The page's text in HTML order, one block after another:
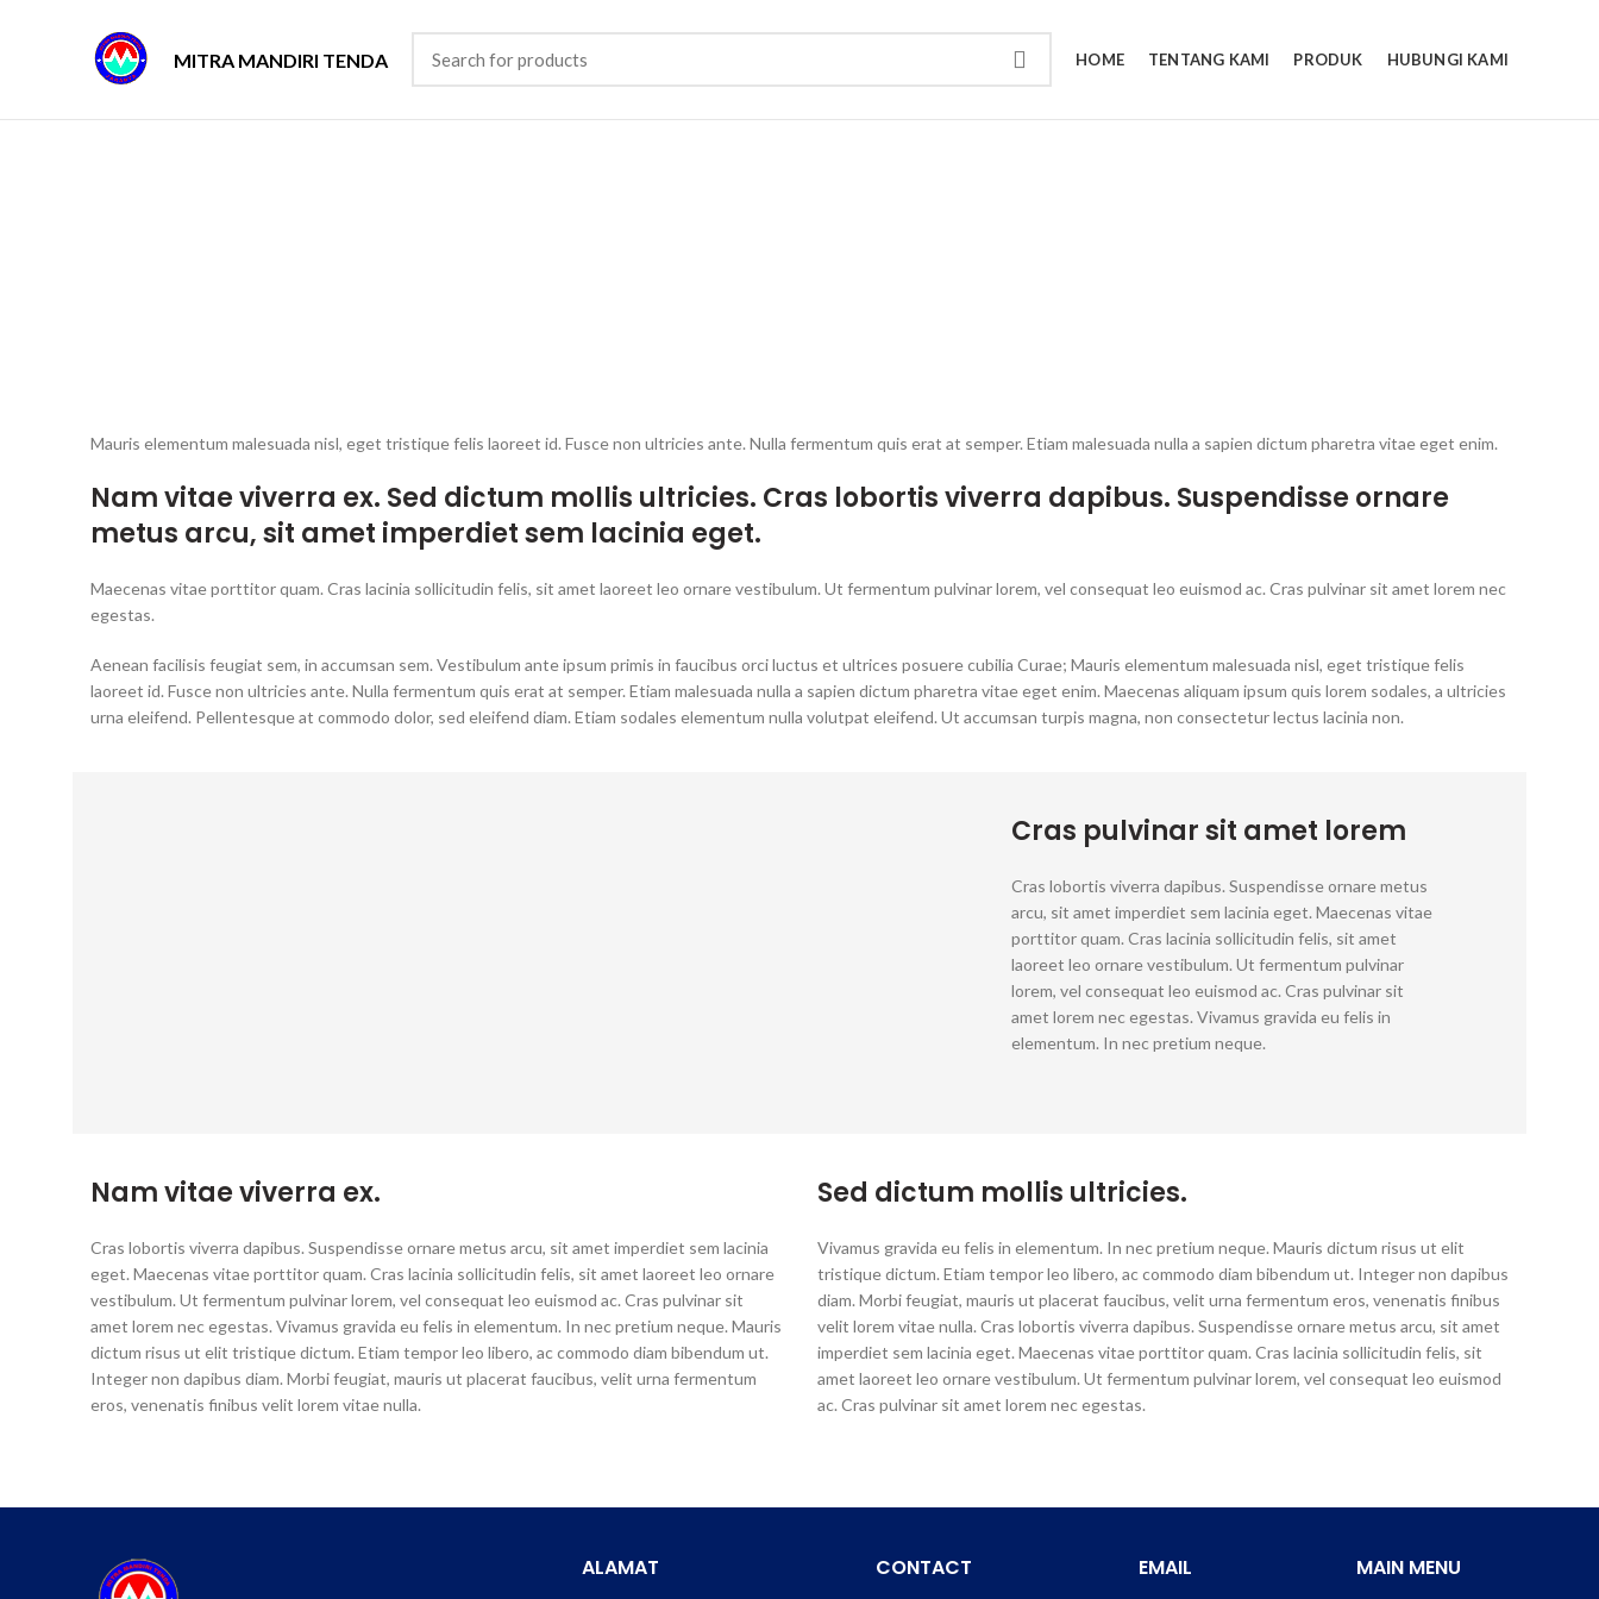
MITRA MANDIRI TENDA HOME TENTANG KAMI PRODUK HUBUNGI KAMI
Mauris elementum malesuada nisl, eget tristique felis laoreet id. Fusce non ultricies ante. Nulla fermentum quis erat at semper. Etiam malesuada nulla a sapien dictum pharetra vitae eget enim.
Nam vitae viverra ex. Sed dictum mollis ultricies. Cras lobortis viverra dapibus. Suspendisse ornare
metus arcu, sit amet imperdiet sem lacinia eget.
Maecenas vitae porttitor quam. Cras lacinia sollicitudin felis, sit amet laoreet leo ornare vestibulum. Ut fermentum pulvinar lorem, vel consequat leo euismod ac. Cras pulvinar sit amet lorem nec
egestas.
Aenean facilisis feugiat sem, in accumsan sem. Vestibulum ante ipsum primis in faucibus orci luctus et ultrices posuere cubilia Curae; Mauris elementum malesuada nisl, eget tristique felis
laoreet id. Fusce non ultricies ante. Nulla fermentum quis erat at semper. Etiam malesuada nulla a sapien dictum pharetra vitae eget enim. Maecenas aliquam ipsum quis lorem sodales, a ultricies
urna eleifend. Pellentesque at commodo dolor, sed eleifend diam. Etiam sodales elementum nulla volutpat eleifend. Ut accumsan turpis magna, non consectetur lectus lacinia non.
Cras pulvinar sit amet lorem
Cras lobortis viverra dapibus. Suspendisse ornare metus
arcu, sit amet imperdiet sem lacinia eget. Maecenas vitae
porttitor quam. Cras lacinia sollicitudin felis, sit amet
laoreet leo ornare vestibulum. Ut fermentum pulvinar
lorem, vel consequat leo euismod ac. Cras pulvinar sit
amet lorem nec egestas. Vivamus gravida eu felis in
elementum. In nec pretium neque.
Nam vitae viverra ex.
Cras lobortis viverra dapibus. Suspendisse ornare metus arcu, sit amet imperdiet sem lacinia
eget. Maecenas vitae porttitor quam. Cras lacinia sollicitudin felis, sit amet laoreet leo ornare
vestibulum. Ut fermentum pulvinar lorem, vel consequat leo euismod ac. Cras pulvinar sit
amet lorem nec egestas. Vivamus gravida eu felis in elementum. In nec pretium neque. Mauris
dictum risus ut elit tristique dictum. Etiam tempor leo libero, ac commodo diam bibendum ut.
Integer non dapibus diam. Morbi feugiat, mauris ut placerat faucibus, velit urna fermentum
eros, venenatis finibus velit lorem vitae nulla.
Sed dictum mollis ultricies.
Vivamus gravida eu felis in elementum. In nec pretium neque. Mauris dictum risus ut elit
tristique dictum. Etiam tempor leo libero, ac commodo diam bibendum ut. Integer non dapibus
diam. Morbi feugiat, mauris ut placerat faucibus, velit urna fermentum eros, venenatis finibus
velit lorem vitae nulla. Cras lobortis viverra dapibus. Suspendisse ornare metus arcu, sit amet
imperdiet sem lacinia eget. Maecenas vitae porttitor quam. Cras lacinia sollicitudin felis, sit
amet laoreet leo ornare vestibulum. Ut fermentum pulvinar lorem, vel consequat leo euismod
ac. Cras pulvinar sit amet lorem nec egestas.
ALAMAT CONTACT EMAIL MAIN MENU